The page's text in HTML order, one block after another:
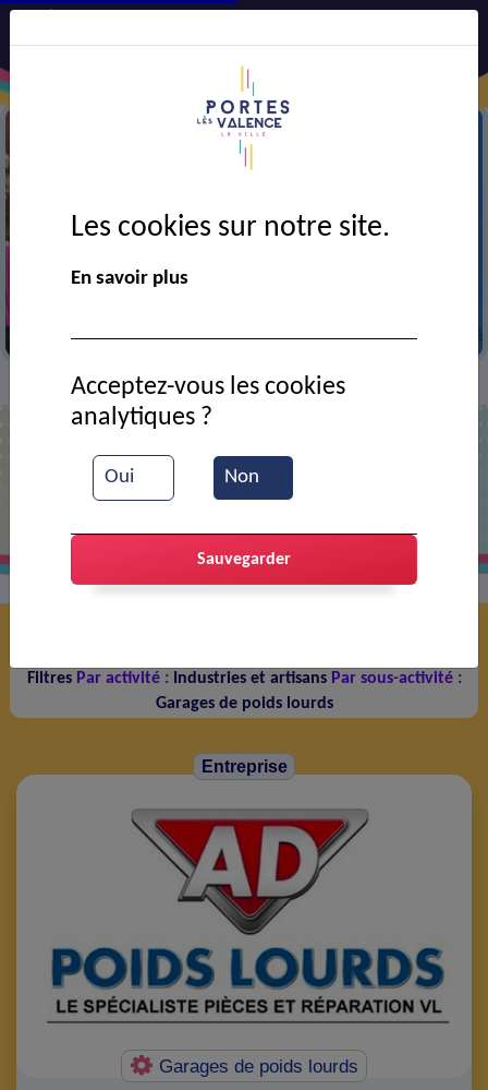
> CADRE DE VIE > Services
Retrouvez tous les services présents sur le territoire
Filtres Par activité : Industries et artisans Par sous-activité :
Garages de poids lourds
Entreprise
Garages de poids lourds
Les cookies sur notre site.
En savoir plus
Oui Non
Acceptez-vous les cookies
analytiques ?
Sauvegarder